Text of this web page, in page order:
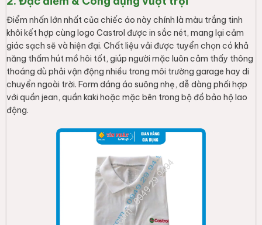
Điểm nhấn lớn nhất của chiếc áo này chính là màu trắng tinh
khôi kết hợp cùng logo Castrol được in sắc nét, mang lại cảm
giác sạch sẽ và hiện đại. Chất liệu vải được tuyển chọn có khả
năng thấm hút mồ hôi tốt, giúp người mặc luôn cảm thấy thông
thoáng dù phải vận động nhiều trong môi trường garage hay di
chuyển ngoài trời. Form dáng áo suông nhẹ, dễ dàng phối hợp
với quần jean, quần kaki hoặc mặc bên trong bộ đồ bảo hộ lao
động.